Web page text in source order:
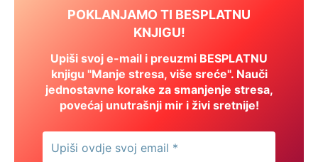
POKLANJAMO TI BESPLATNU
KNJIGU!
Upiši svoj e-mail i preuzmi BESPLATNU
knjigu "Manje stresa, više sreće". Nauči
jednostavne korake za smanjenje stresa,
povećaj unutrašnji mir i živi sretnije!